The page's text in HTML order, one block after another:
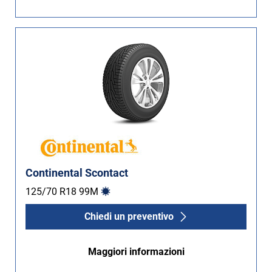
Non Run flat (2)
Continental Scontact
125/70 R18 99M
Chiedi un preventivo
Maggiori informazioni